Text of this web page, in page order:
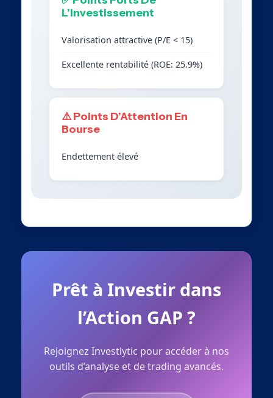
L’Investissement
Valorisation attractive (P/E < 15)
Excellente rentabilité (ROE: 25.9%)
⚠️ Points D’Attention En
Bourse
Endettement élevé
Prêt à Investir dans
l’Action GAP ?
Rejoignez Investlytic pour accéder à nos
outils d’analyse et de trading avancés.